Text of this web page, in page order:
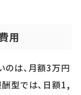
用
のは、月額3万円
型では、日額1,